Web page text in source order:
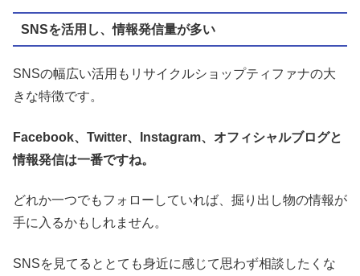
SNSを活用し、情報発信量が多い
SNSの幅広い活用もリサイクルショップティファナの大
きな特徴です。
Facebook、Twitter、Instagram、オフィシャルブログと
情報発信は一番ですね。
どれか一つでもフォローしていれば、掘り出し物の情報が
手に入るかもしれません。
SNSを見てるととても身近に感じて思わず相談したくな